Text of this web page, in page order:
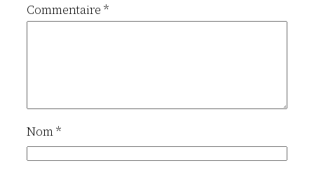
Commentaire *
Nom*